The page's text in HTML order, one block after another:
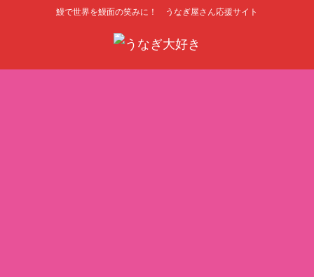
鰻で世界を鰻面の笑みに！ うなぎ屋さん応援サイト